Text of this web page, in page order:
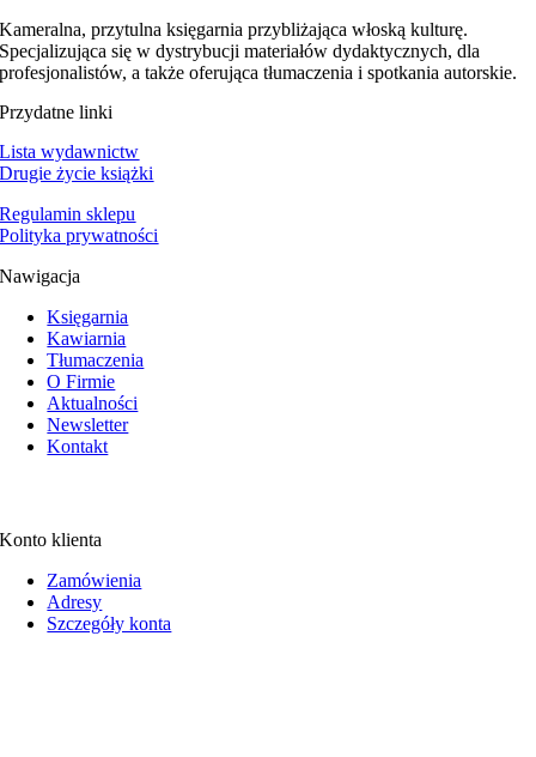
Kameralna, przytulna księgarnia przybliżająca włoską kulturę.
Specjalizująca się w dystrybucji materiałów dydaktycznych, dla
profesjonalistów, a także oferująca tłumaczenia i spotkania autorskie.
Przydatne linki
Lista wydawnictw
Drugie życie książki
Regulamin sklepu
Polityka prywatności
Nawigacja
Księgarnia
Kawiarnia
Tłumaczenia
O Firmie
Aktualności
Newsletter
Kontakt
Konto klienta
Zamówienia
Adresy
Szczegóły konta